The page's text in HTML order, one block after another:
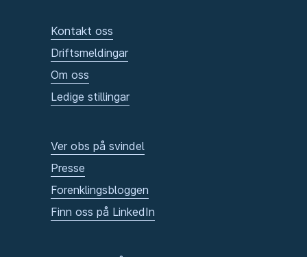
Kontakt oss
Driftsmeldingar
Om oss
Ledige stillingar
Ver obs på svindel
Presse
Forenklingsbloggen
Finn oss på LinkedIn